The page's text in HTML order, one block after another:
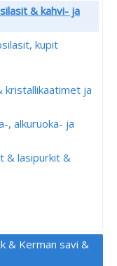
& kahvi- ja
kupit
kristallikaatimet ja
, alkuruoka- ja
& lasipurkit &
& Kerman savi &